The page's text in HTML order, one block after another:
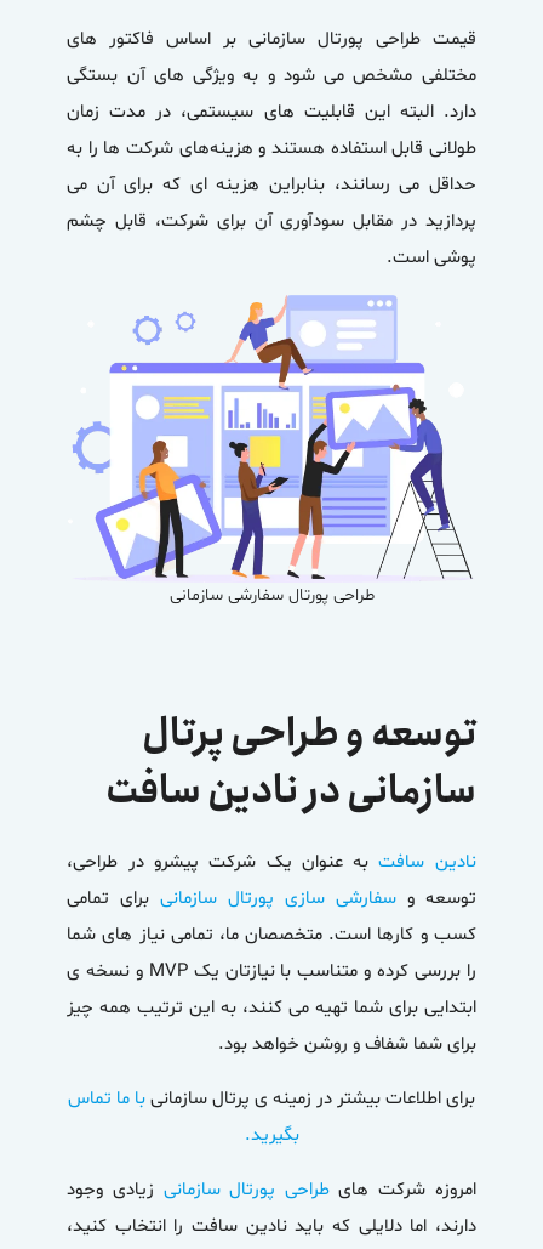
قیمت طراحی پورتال سازمانی بر اساس فاکتور های
مختلفی مشخص می شود و به ویژگی های آن بستگی
دارد. البته این قابلیت های سیستمی، در مدت زمان
طولانی قابل استفاده هستند و هزینه‌های شرکت ها را به
حداقل می رسانند، بنابراین هزینه ای که برای آن می
پردازید در مقابل سودآوری آن برای شرکت، قابل چشم
پوشی است.
طراحی پورتال سفارشی سازمانی
توسعه و طراحی پرتال
سازمانی در نادین سافت
نادین سافت به عنوان یک شرکت پیشرو در طراحی،
توسعه وسفارشی سازی پورتال سازمانیبرای تمامی
کسب و کارها است. متخصصان ما، تمامی نیاز های شما
را بررسی کرده و متناسب با نیازتان یک MVP و نسخه ی
ابتدایی برای شما تهیه می کنند، به این ترتیب همه چیز
برای شما شفاف و روشن خواهد بود.
برای اطلاعات بیشتر در زمینه ی پرتال سازمانیبا ما تماس
بگیرید.
امروزه شرکت هایطراحی پورتال سازمانی زیادی وجود
دارند، اما دلایلی که باید نادین سافت را انتخاب کنید،